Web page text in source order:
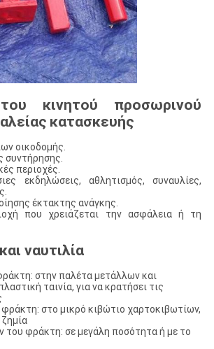
κινητού προσωρινού
κατασκευής
οικοδομής.
συντήρησης.
περιοχές.
εκδηλώσεις, αθλητισμός, συναυλίες,
έκτακτης ανάγκης.
που χρειάζεται την ασφάλεια ή τη
ναυτιλία
στην παλέτα μετάλλων και
ταινία, για να κρατήσει τις
στο μικρό κιβώτιο χαρτοκιβωτίων,
του φράκτη: σε μεγάλη ποσότητα ή με το